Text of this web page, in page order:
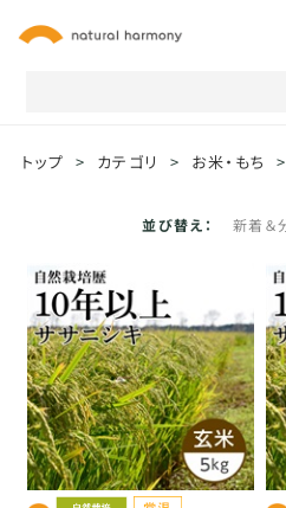
トップ > カテゴリ > お米・もち >
並び替え： 新着＆